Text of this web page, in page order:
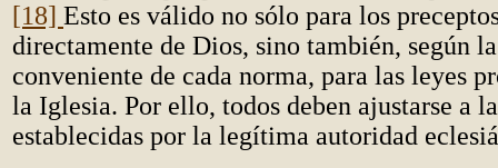
[18] Esto es válido no sólo para los
directamente de Dios, sino también, según
conveniente de cada norma, para las leyes
la Iglesia. Por ello, todos deben ajustarse a
establecidas por la legítima autoridad